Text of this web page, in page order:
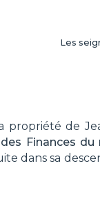
Les
propriété de
Finances du
dans sa